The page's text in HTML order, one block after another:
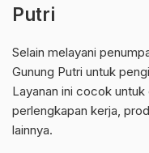
Putri
Selain melayani
Gunung Putri untuk
Layanan ini cocok
perlengkapan kerja,
lainnya.